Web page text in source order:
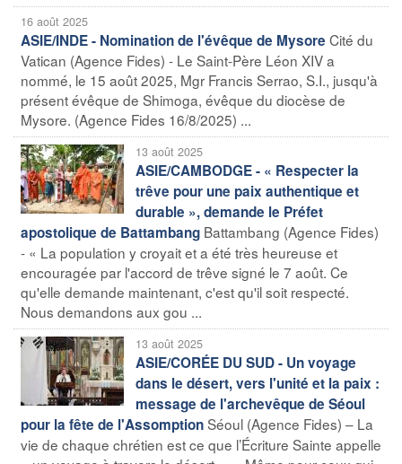
16 août 2025
ASIE/INDE - Nomination de l'évêque de Mysore Cité du
Vatican (Agence Fides) - Le Saint-Père Léon XIV a
nommé, le 15 août 2025, Mgr Francis Serrao, S.I., jusqu'à
présent évêque de Shimoga, évêque du diocèse de
Mysore. (Agence Fides 16/8/2025) ...
13 août 2025
ASIE/CAMBODGE - « Respecter la
trêve pour une paix authentique et
durable », demande le Préfet
apostolique de Battambang Battambang (Agence Fides)
- « La population y croyait et a été très heureuse et
encouragée par l'accord de trêve signé le 7 août. Ce
qu'elle demande maintenant, c'est qu'il soit respecté.
Nous demandons aux gou ...
13 août 2025
ASIE/CORÉE DU SUD - Un voyage
dans le désert, vers l'unité et la paix :
message de l'archevêque de Séoul
pour la fête de l'AssomptionSéoul (Agence Fides) – La
vie de chaque chrétien est ce que l’Écriture Sainte appelle